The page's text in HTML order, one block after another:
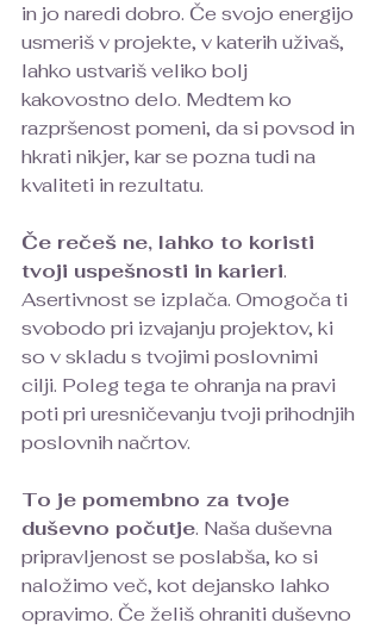
in jo naredi dobro. Če svojo energijo
usmeriš v projekte, v katerih uživaš,
lahko ustvariš veliko bolj
kakovostno delo. Medtem ko
razpršenost pomeni, da si povsod in
hkrati nikjer, kar se pozna tudi na
kvaliteti in rezultatu.
Če rečeš ne, lahko to koristi
tvoji uspešnosti in karieri.
Asertivnost se izplača. Omogoča ti
svobodo pri izvajanju projektov, ki
so v skladu s tvojimi poslovnimi
cilji. Poleg tega te ohranja na pravi
poti pri uresničevanju tvoji prihodnjih
poslovnih načrtov.
To je pomembno za tvoje
duševno počutje. Naša duševna
pripravljenost se poslabša, ko si
naložimo več, kot dejansko lahko
opravimo. Če želiš ohraniti duševno